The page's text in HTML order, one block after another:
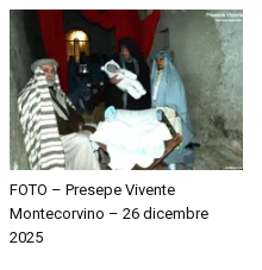
FOTO – Presepe Vivente
Montecorvino – 26 dicembre
2025